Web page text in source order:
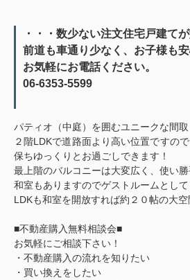
・・・数少ない注文住宅戸建て
前道も車通り少なく、お子様も安
お気軽にお電話ください。
06-6353-5599
パティオ（中庭）を囲むユニークな間取
２階LDKで道路面より高い位置ですの
保ちゆっくりとお過ごしできます！
最上階のバルコニーは大変広く、使い勝
和室もありますのでゲストルームとして
LDKも和室を開放すれば約２０帖の大空
■不動産購入無料相談会■
お気軽にご相談下さい！
・不動産購入の流れを知りたい
・買い換えをしたい